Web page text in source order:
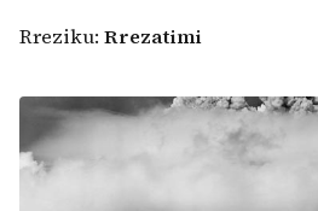
Rreziku: Rrezatimi